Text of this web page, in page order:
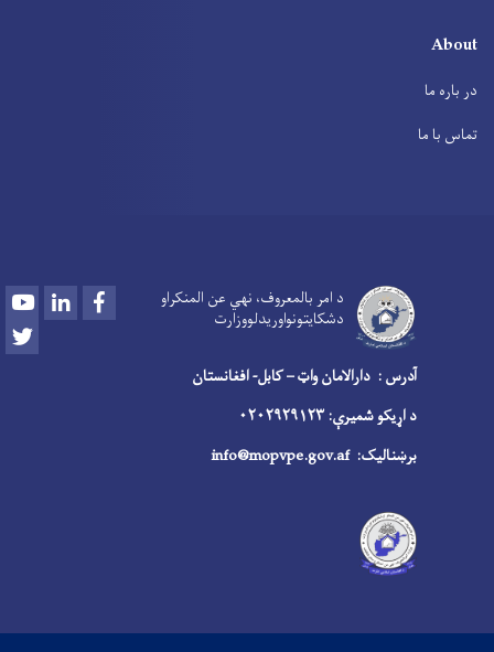
About
در باره ما
تماس با ما
د امر بالمعروف، نهي عن المنکراو
دشکایتونواوريدلووزارت
YoutubeLinkedInFacebook
آدرس : دارالامان واټ – کابل- افغانستان
د اړیکو شمیرې: ۰۲۰۲۹۲۹۱۲۳
برښنالیک:info@mopvpe.gov.af